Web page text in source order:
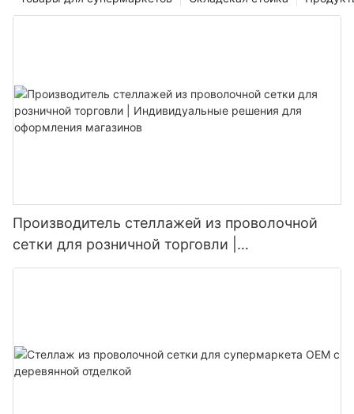
Производитель стеллажей из проволочной
сетки для розничной торговли |
Индивидуальные решения для оформления